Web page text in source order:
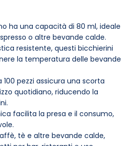
ha una capacità di 80 ml, ideale
o altre bevande calde.
resistente, questi bicchierini
la temperatura delle bevande
pezzi assicura una scorta
quotidiano, riducendo la
facilita la presa e il consumo,
tè e altre bevande calde,